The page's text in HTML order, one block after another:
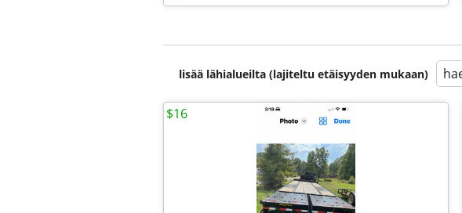
lisää lähialueilta (lajiteltu etäisyyden mukaan)
$16